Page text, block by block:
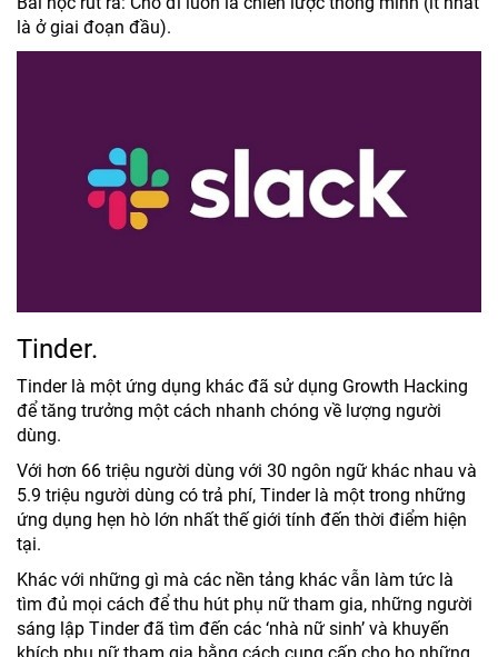
là ở giai đoạn đầu).
Tinder.
Tinder là một ứng dụng khác đã sử dụng Growth Hacking
để tăng trưởng một cách nhanh chóng về lượng người
dùng.
Với hơn 66 triệu người dùng với 30 ngôn ngữ khác nhau và
5.9 triệu người dùng có trả phí, Tinder là một trong những
ứng dụng hẹn hò lớn nhất thế giới tính đến thời điểm hiện
tại.
Khác với những gì mà các nền tảng khác vẫn làm tức là
tìm đủ mọi cách để thu hút phụ nữ tham gia, những người
sáng lập Tinder đã tìm đến các ‘nhà nữ sinh’ và khuyến